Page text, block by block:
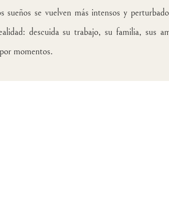
sueños se vuelven más intensos y
descuida su trabajo, su familia, sus
momentos.